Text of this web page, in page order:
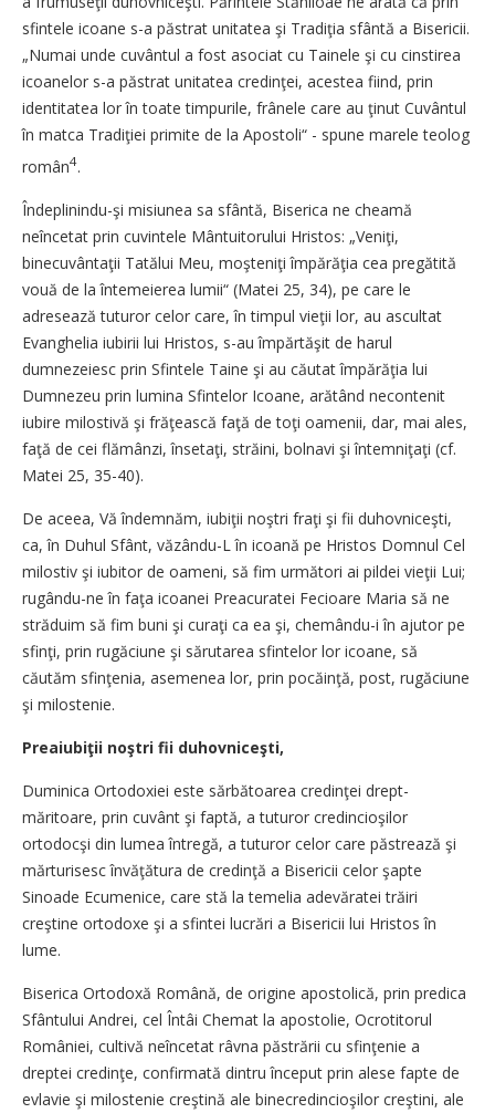
sfintele icoane s-a păstrat unitatea şi Tradiţia sfântă a Bisericii.
„Numai unde cuvântul a fost asociat cu Tainele şi cu cinstirea
icoanelor s-a păstrat unitatea credinţei, acestea fiind, prin
identitatea lor în toate timpurile, frânele care au ţinut Cuvântul
în matca Tradiţiei primite de la Apostoli“ - spune marele teolog
român4.
Îndeplinindu-şi misiunea sa sfântă, Biserica ne cheamă
neîncetat prin cuvintele Mântuitorului Hristos: „Veniţi,
binecuvântaţii Tatălui Meu, moşteniţi împărăţia cea pregătită
vouă de la întemeierea lumii“ (Matei 25, 34), pe care le
adresează tuturor celor care, în timpul vieţii lor, au ascultat
Evanghelia iubirii lui Hristos, s-au împărtăşit de harul
dumnezeiesc prin Sfintele Taine şi au căutat împărăţia lui
Dumnezeu prin lumina Sfintelor Icoane, arătând necontenit
iubire milostivă şi frăţească faţă de toţi oamenii, dar, mai ales,
faţă de cei flămânzi, însetaţi, străini, bolnavi şi întemniţaţi (cf.
Matei 25, 35-40).
De aceea, Vă îndemnăm, iubiţii noştri fraţi şi fii duhovniceşti,
ca, în Duhul Sfânt, văzându-L în icoană pe Hristos Domnul Cel
milostiv şi iubitor de oameni, să fim următori ai pildei vieţii Lui;
rugându-ne în faţa icoanei Preacuratei Fecioare Maria să ne
străduim să fim buni şi curaţi ca ea şi, chemându-i în ajutor pe
sfinţi, prin rugăciune şi sărutarea sfintelor lor icoane, să
căutăm sfinţenia, asemenea lor, prin pocăinţă, post, rugăciune
şi milostenie.
Preaiubiţii noştri fii duhovniceşti,
Duminica Ortodoxiei este sărbătoarea credinţei drept-
măritoare, prin cuvânt şi faptă, a tuturor credincioşilor
ortodocşi din lumea întregă, a tuturor celor care păstrează şi
mărturisesc învăţătura de credinţă a Bisericii celor şapte
Sinoade Ecumenice, care stă la temelia adevăratei trăiri
creştine ortodoxe şi a sfintei lucrări a Bisericii lui Hristos în
lume.
Biserica Ortodoxă Română, de origine apostolică, prin predica
Sfântului Andrei, cel Întâi Chemat la apostolie, Ocrotitorul
României, cultivă neîncetat râvna păstrării cu sfinţenie a
dreptei credinţe, confirmată dintru început prin alese fapte de
evlavie şi milostenie creştină ale binecredincioşilor creştini, ale